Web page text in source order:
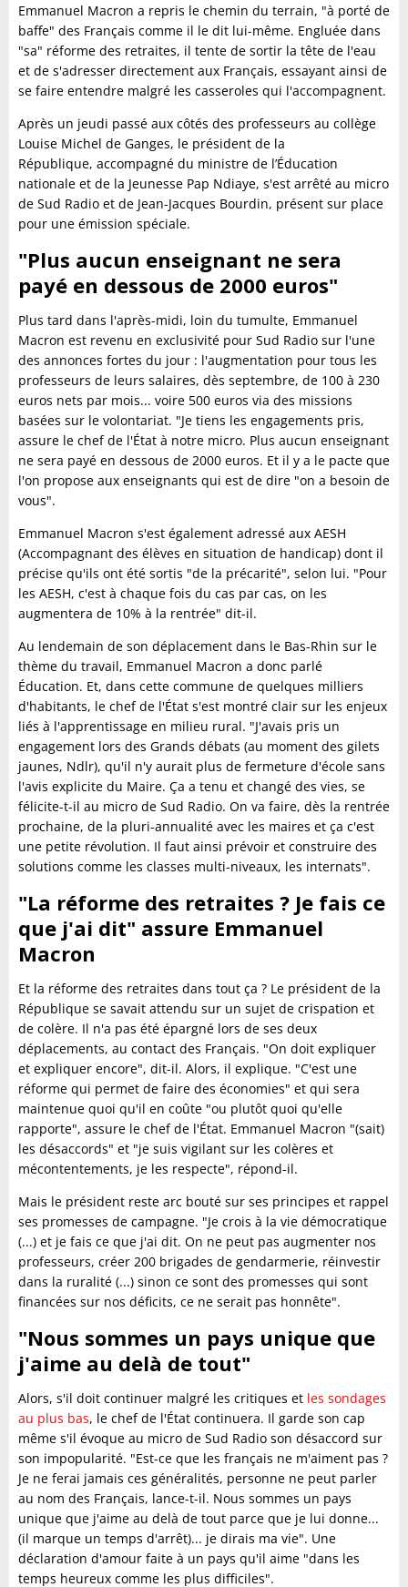
Emmanuel Macron a repris le chemin du terrain, "à porté de
baffe" des Français comme il le dit lui-même. Engluée dans
"sa" réforme des retraites, il tente de sortir la tête de l'eau
et de s'adresser directement aux Français, essayant ainsi de
se faire entendre malgré les casseroles qui l'accompagnent.
Après un jeudi passé aux côtés des professeurs au collège
Louise Michel de Ganges, le président de la
République, accompagné du ministre de l’Éducation
nationale et de la Jeunesse Pap Ndiaye, s'est arrêté au micro
de Sud Radio et de Jean-Jacques Bourdin, présent sur place
pour une émission spéciale.
"Plus aucun enseignant ne sera
payé en dessous de 2000 euros"
Plus tard dans l'après-midi, loin du tumulte, Emmanuel
Macron est revenu en exclusivité pour Sud Radio sur l'une
des annonces fortes du jour : l'augmentation pour tous les
professeurs de leurs salaires, dès septembre, de 100 à 230
euros nets par mois... voire 500 euros via des missions
basées sur le volontariat. "Je tiens les engagements pris,
assure le chef de l'État à notre micro. Plus aucun enseignant
ne sera payé en dessous de 2000 euros. Et il y a le pacte que
l'on propose aux enseignants qui est de dire "on a besoin de
vous".
Emmanuel Macron s'est également adressé aux AESH
(Accompagnant des élèves en situation de handicap) dont il
précise qu'ils ont été sortis "de la précarité", selon lui. "Pour
les AESH, c'est à chaque fois du cas par cas, on les
augmentera de 10% à la rentrée" dit-il.
Au lendemain de son déplacement dans le Bas-Rhin sur le
thème du travail, Emmanuel Macron a donc parlé
Éducation. Et, dans cette commune de quelques milliers
d'habitants, le chef de l'État s'est montré clair sur les enjeux
liés à l'apprentissage en milieu rural. "J'avais pris un
engagement lors des Grands débats (au moment des gilets
jaunes, Ndlr), qu'il n'y aurait plus de fermeture d'école sans
l'avis explicite du Maire. Ça a tenu et changé des vies, se
félicite-t-il au micro de Sud Radio. On va faire, dès la rentrée
prochaine, de la pluri-annualité avec les maires et ça c'est
une petite révolution. Il faut ainsi prévoir et construire des
solutions comme les classes multi-niveaux, les internats".
"La réforme des retraites ? Je fais ce
que j'ai dit" assure Emmanuel
Macron
Et la réforme des retraites dans tout ça ? Le président de la
République se savait attendu sur un sujet de crispation et
de colère. Il n'a pas été épargné lors de ses deux
déplacements, au contact des Français. "On doit expliquer
et expliquer encore", dit-il. Alors, il explique. "C'est une
réforme qui permet de faire des économies" et qui sera
maintenue quoi qu'il en coûte "ou plutôt quoi qu'elle
rapporte", assure le chef de l'État. Emmanuel Macron "(sait)
les désaccords" et "je suis vigilant sur les colères et
mécontentements, je les respecte", répond-il.
Mais le président reste arc bouté sur ses principes et rappel
ses promesses de campagne. "Je crois à la vie démocratique
(...) et je fais ce que j'ai dit. On ne peut pas augmenter nos
professeurs, créer 200 brigades de gendarmerie, réinvestir
dans la ruralité (...) sinon ce sont des promesses qui sont
financées sur nos déficits, ce ne serait pas honnête".
"Nous sommes un pays unique que
j'aime au delà de tout"
Alors, s'il doit continuer malgré les critiques et les sondages
au plus bas, le chef de l'État continuera. Il garde son cap
même s'il évoque au micro de Sud Radio son désaccord sur
son impopularité. "Est-ce que les français ne m'aiment pas ?
Je ne ferai jamais ces généralités, personne ne peut parler
au nom des Français, lance-t-il. Nous sommes un pays
unique que j'aime au delà de tout parce que je lui donne...
(il marque un temps d'arrêt)... je dirais ma vie". Une
déclaration d'amour faite à un pays qu'il aime "dans les
temps heureux comme les plus difficiles".